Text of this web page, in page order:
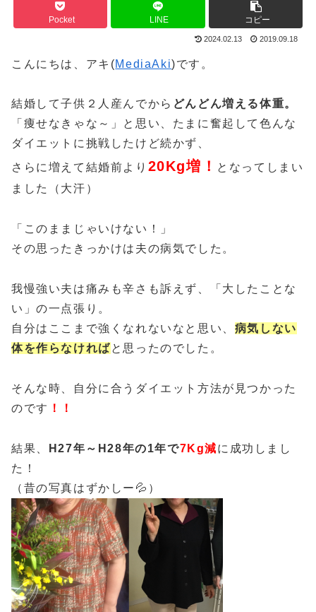
Pocket LINE コピー
2024.02.13 2019.09.18
こんにちは、アキ(MediaAki)です。
結婚して子供２人産んでから どんどん増える体重。
「痩せなきゃな～」と思い、たまに奮起して色んな
ダイエットに挑戦したけど続かず、
さらに増えて結婚前より 20Kg増！
となってしまい
ました（大汗）
「このままじゃいけない！」
その思ったきっかけは夫の病気でした。
我慢強い夫は痛みも辛さも訴えず、「大したことな
い」の一点張り。
自分はここまで強くなれないなと思い、 病気しない
体を作らなければと思ったのでした。
そんな時、自分に合うダイエット方法が見つかった
のです ！！
結果、 H27年～H28年の1年で7Kg減に成功しまし
た！
（昔の写真はずかしー💦）